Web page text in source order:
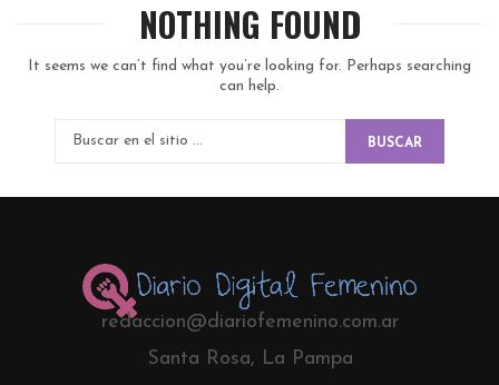
NOTHING FOUND
It seems we can’t find what you’re looking for. Perhaps searching
can help.
BUSCAR
redaccion@diariofemenino.com.ar
Santa Rosa, La Pampa